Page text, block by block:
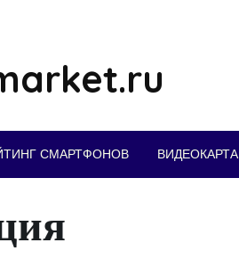
СМАРТФОНОВ ВИДЕОКАРТА